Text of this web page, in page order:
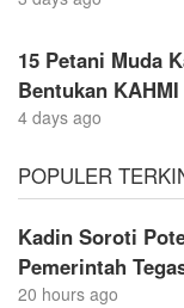
15 Petani Muda
Bentukan
4 days ago
POPULER
Kadin Soroti
Pemerintah
20 hours ago